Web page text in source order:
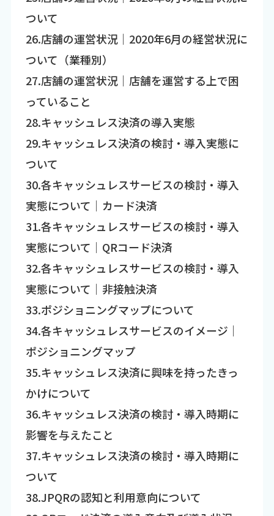
ついて
26.店舗の運営状況｜2020年6月の経営状況に
ついて（業種別）
27.店舗の運営状況｜店舗を運営する上で困
っていること
28.キャッシュレス決済の導入実態
29.キャッシュレス決済の検討・導入実態に
ついて
30.各キャッシュレスサービスの検討・導入
実態について｜カード決済
31.各キャッシュレスサービスの検討・導入
実態について｜QRコード決済
32.各キャッシュレスサービスの検討・導入
実態について｜非接触決済
33.ポジショニングマップについて
34.各キャッシュレスサービスのイメージ｜
ポジショニングマップ
35.キャッシュレス決済に興味を持ったきっ
かけについて
36.キャッシュレス決済の検討・導入時期に
影響を与えたこと
37.キャッシュレス決済の検討・導入時期に
ついて
38.JPQRの認知と利用意向について